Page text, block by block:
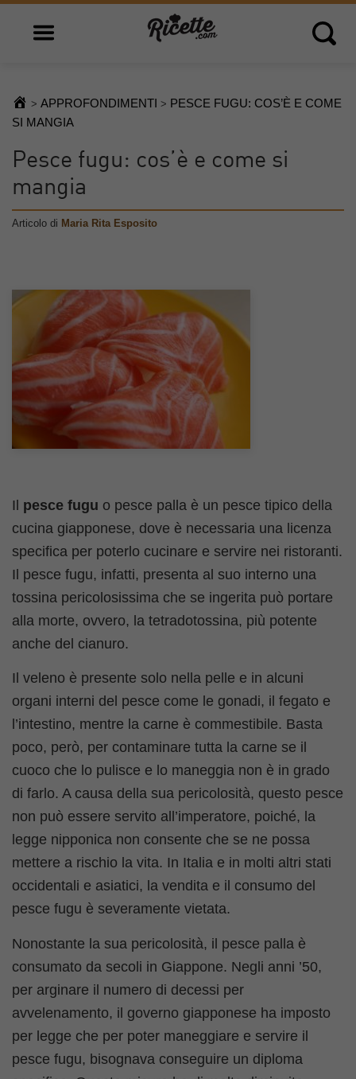
Open main menu Open
> APPROFONDIMENTI > PESCE FUGU: COS’È E COME
SI MANGIA
Pesce fugu: cos’è e come si
mangia
Articolo di Maria Rita Esposito
Il pesce fugu o pesce palla è un pesce tipico della
cucina giapponese, dove è necessaria una licenza
specifica per poterlo cucinare e servire nei ristoranti.
Il pesce fugu, infatti, presenta al suo interno una
tossina pericolosissima che se ingerita può portare
alla morte, ovvero, la tetradotossina, più potente
anche del cianuro.
Il veleno è presente solo nella pelle e in alcuni
organi interni del pesce come le gonadi, il fegato e
l’intestino, mentre la carne è commestibile. Basta
poco, però, per contaminare tutta la carne se il
cuoco che lo pulisce e lo maneggia non è in grado
di farlo. A causa della sua pericolosità, questo pesce
non può essere servito all’imperatore, poiché, la
legge nipponica non consente che se ne possa
mettere a rischio la vita. In Italia e in molti altri stati
occidentali e asiatici, la vendita e il consumo del
pesce fugu è severamente vietata.
Nonostante la sua pericolosità, il pesce palla è
consumato da secoli in Giappone. Negli anni ’50,
per arginare il numero di decessi per
avvelenamento, il governo giapponese ha imposto
per legge che per poter maneggiare e servire il
pesce fugu, bisognava conseguire un diploma